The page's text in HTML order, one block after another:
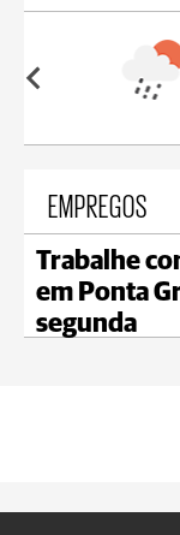
18°C
EMPREGOS
Trabalhe
em Ponta
segunda